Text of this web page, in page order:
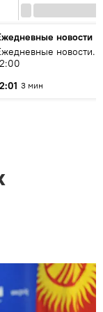
новости
новости.
3 мин